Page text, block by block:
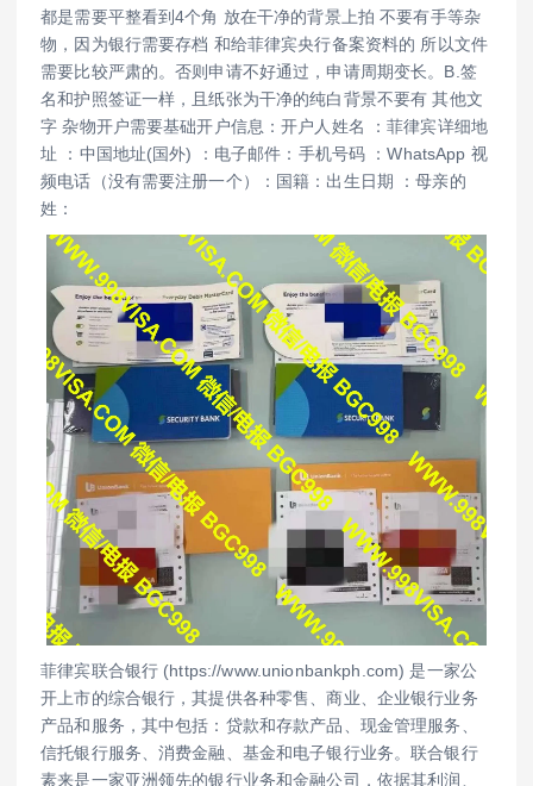
都是需要平整看到4个角 放在干净的背景上拍 不要有手等杂
物，因为银行需要存档 和给菲律宾央行备案资料的 所以文件
需要比较严肃的。否则申请不好通过，申请周期变长。B.签
名和护照签证一样，且纸张为干净的纯白背景不要有 其他文
字 杂物开户需要基础开户信息：开户人姓名 ：菲律宾详细地
址 ：中国地址(国外) ：电子邮件：手机号码 ：WhatsApp 视
频电话（没有需要注册一个）：国籍：出生日期 ：母亲的
姓：
菲律宾联合银行 (https://www.unionbankph.com) 是一家公
开上市的综合银行，其提供各种零售、商业、企业银行业务
产品和服务，其中包括：贷款和存款产品、现金管理服务、
信托银行服务、消费金融、基金和电子银行业务。联合银行
素来是一家亚洲领先的银行业务和金融公司，依据其利润、